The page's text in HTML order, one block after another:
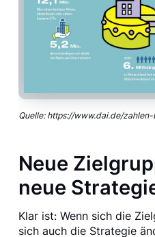
Quelle: https://www.dai.de/
Neue
neue
Klar ist: Wenn sich die
sich auch die Strategie